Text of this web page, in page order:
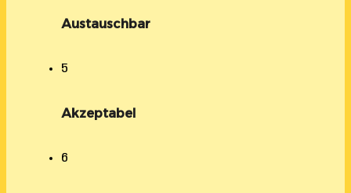
Austauschbar
5
Akzeptabel
6